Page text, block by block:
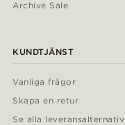
Archive Sale
KUNDTJÄNST
Vanliga frågor
Skapa en retur
Se alla leveransalternativ